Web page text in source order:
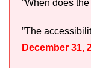
”When does
”The
December 31,